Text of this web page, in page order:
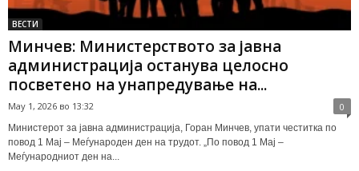
ВЕСТИ
Минчев: Министерството за јавна
администрација останува целосно
посветено на унапредување на...
May 1, 2026 во 13:32 0
Министерот за јавна администрација, Горан Минчев, упати честитка по
повод 1 Мај – Меѓународен ден на трудот. „По повод 1 Мај –
Меѓународниот ден на...